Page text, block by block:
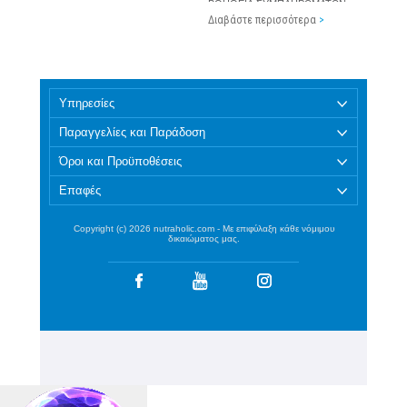
ΒΟΗΘΕΙΑ ΣΥΜΠΛΗΡΩΜΑΤΩΝ
ΔΙΑΤΟΦΗΣ
Διαβάστε περισσότερα >
Υπηρεσίες
Παραγγελίες και Παράδοση
Όροι και Προϋποθέσεις
Επαφές
Copyright (c) 2026 nutraholic.com - Με επιφύλαξη κάθε νόμιμου
δικαιώματος μας.